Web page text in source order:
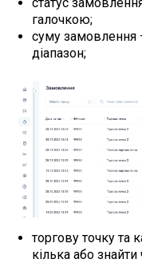
галочкою;
суму замовлення
діапазон;
торгову точку та
кілька або